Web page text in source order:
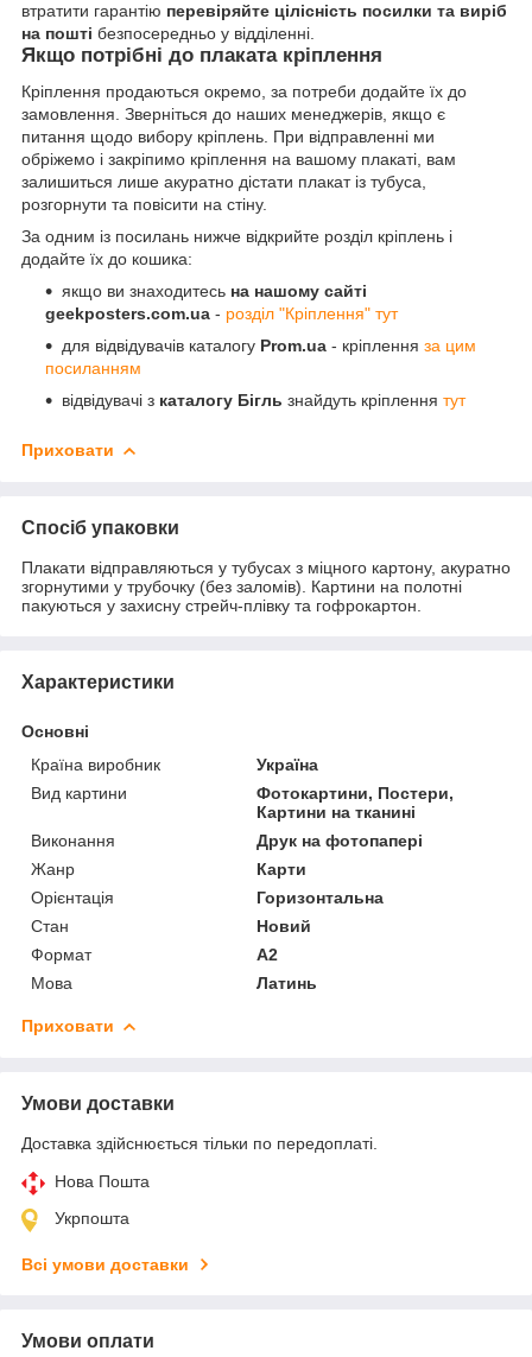
втратити гарантію перевіряйте цілісність посилки та виріб
на пошті безпосередньо у відділенні.
Якщо потрібні до плаката кріплення
Кріплення продаються окремо, за потреби додайте їх до
замовлення. Зверніться до наших менеджерів, якщо є
питання щодо вибору кріплень. При відправленні ми
обріжемо і закріпимо кріплення на вашому плакаті, вам
залишиться лише акуратно дістати плакат із тубуса,
розгорнути та повісити на стіну.
За одним із посилань нижче відкрийте розділ кріплень і
додайте їх до кошика:
якщо ви знаходитесь на нашому сайті
geekposters.com.ua - розділ "Кріплення" тут
для відвідувачів каталогу Prom.ua - кріплення за цим
посиланням
відвідувачі з каталогу Бігль знайдуть кріплення тут
Приховати
Спосіб упаковки
Плакати відправляються у тубусах з міцного картону, акуратно
згорнутими у трубочку (без заломів). Картини на полотні
пакуються у захисну стрейч-плівку та гофрокартон.
Характеристики
Основні
Країна виробник
Україна
Вид картини
Фотокартини, Постери,
Картини на тканині
Виконання
Друк на фотопапері
Жанр
Карти
Орієнтація
Горизонтальна
Стан
Новий
Формат
A2
Мова
Латинь
Приховати
Умови доставки
Доставка здійснюється тільки по передоплаті.
Нова Пошта
Укрпошта
Всі умови доставки
Умови оплати